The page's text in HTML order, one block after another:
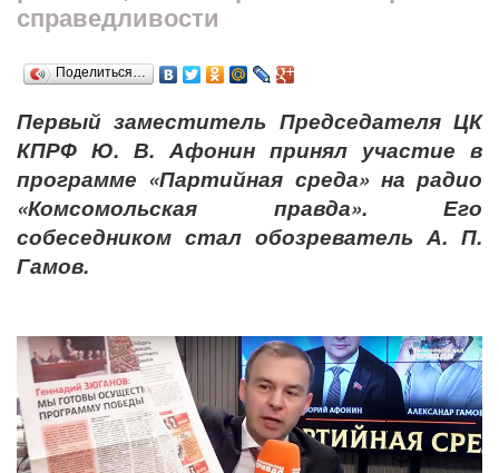
справедливости
Поделиться…
Первый заместитель Председателя ЦК
КПРФ Ю. В. Афонин принял участие в
программе «Партийная среда» на радио
«Комсомольская правда». Его
собеседником стал обозреватель А. П.
Гамов.